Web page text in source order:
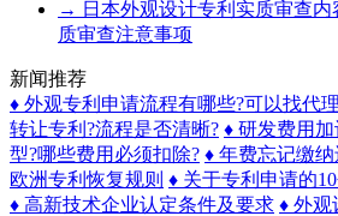
→ 日本外观设计专利实质审查
质审查注意事项
新闻推荐
♦ 外观专利申请流程有哪些?可以找代
转让专利?流程是否清晰? ♦ 研发费用
型?哪些费用必须扣除? ♦ 年费忘记缴
欧洲专利恢复规则 ♦ 关于专利申请的
♦ 高新技术企业认定条件及要求 ♦ 外观